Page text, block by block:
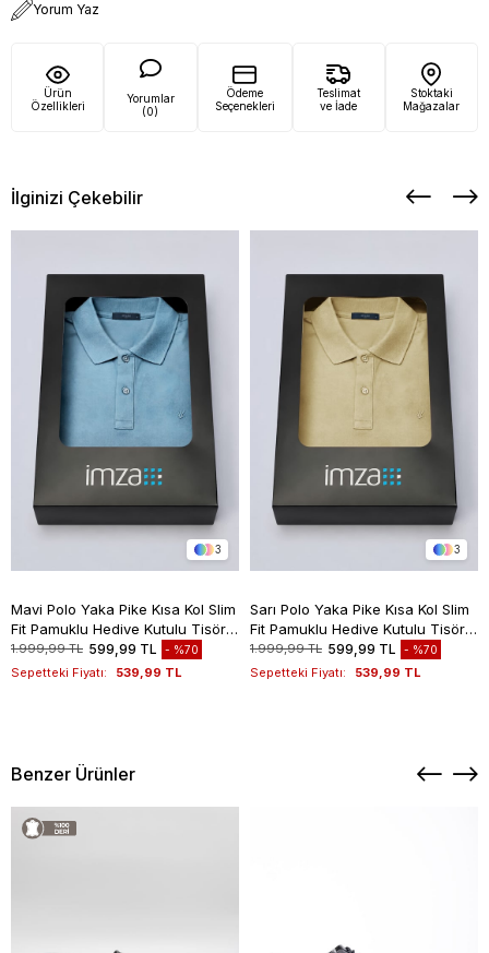
Yorum Yaz
Ürün
Özellikleri
Yorumlar
(0)
Ödeme
Seçenekleri
Teslimat
ve İade
Stoktaki
Mağazalar
İlginizi Çekebilir
3
Mavi Polo Yaka Pike Kısa Kol Slim
Fit Pamuklu Hediye Kutulu Tişört
1011260169
1.999,99 TL 599,99 TL %70
Sepetteki Fiyatı: 539,99 TL
3
Sarı Polo Yaka Pike Kısa Kol Slim
Fit Pamuklu Hediye Kutulu Tişört
1011260169
1.999,99 TL 599,99 TL %70
Sepetteki Fiyatı: 539,99 TL
Benzer Ürünler